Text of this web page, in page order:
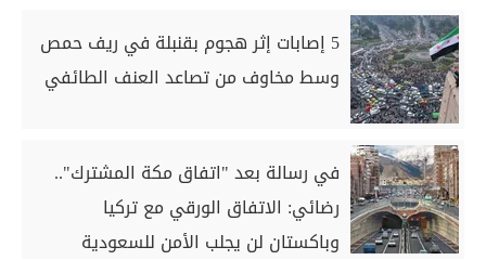
5 إصابات إثر هجوم بقنبلة في ريف حمص
وسط مخاوف من تصاعد العنف الطائفي
في رسالة بعد "اتفاق مكة المشترك"..
رضائي: الاتفاق الورقي مع تركيا
وباكستان لن يجلب الأمن للسعودية